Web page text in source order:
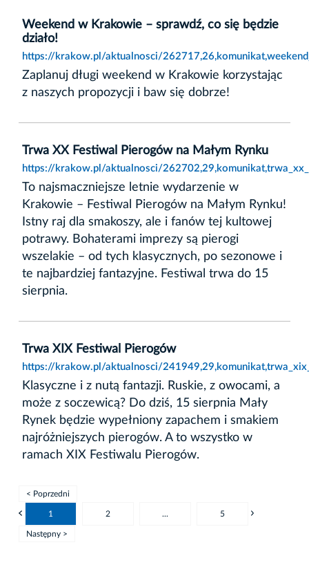
Weekend w Krakowie – sprawdź, co się będzie
działo!
https://krakow.pl/aktualnosci/
Zaplanuj długi weekend w Krakowie korzystając
z naszych propozycji i baw się dobrze!
Trwa XX Festiwal Pierogów na Małym Rynku
https://krakow.pl/aktualnosci/
To najsmaczniejsze letnie wydarzenie w
Krakowie – Festiwal Pierogów na Małym Rynku!
Istny raj dla smakoszy, ale i fanów tej kultowej
potrawy. Bohaterami imprezy są pierogi
wszelakie – od tych klasycznych, po sezonowe i
te najbardziej fantazyjne. Festiwal trwa do 15
sierpnia.
Trwa XIX Festiwal Pierogów
https://krakow.pl/aktualnosci/
Klasyczne i z nutą fantazji. Ruskie, z owocami, a
może z soczewicą? Do dziś, 15 sierpnia Mały
Rynek będzie wypełniony zapachem i smakiem
najróżniejszych pierogów. A to wszystko w
ramach XIX Festiwalu Pierogów.
< Poprzedni
1 2 ... 5
Następny >